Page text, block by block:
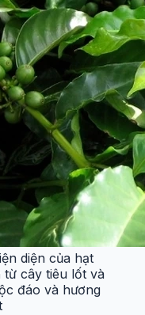
diện của hạt
cây tiêu lốt và
đáo và hương